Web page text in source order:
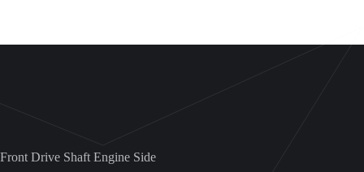
Front Drive Shaft Engine Side